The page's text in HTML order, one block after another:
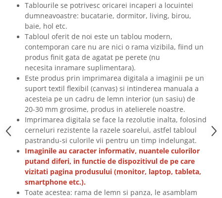
Tricouri offroad
Tricouri biciclisti
Tricouri biciclisti
Tricouri biciclisti MTB
Tricouri biciclisti BMX
Tricouri biciclisti downhill
Tricouri skateboard
Tricouri sport/fitness
Tricouri fitness/sala de forta
Tricouri yoga
Tablourile se potrivesc oricarei incaperi a locuintei
dumneavoastre: bucatarie, dormitor, living, birou,
baie, hol etc.
Tabloul oferit de noi este un tablou modern,
contemporan care nu are nici o rama vizibila, fiind un
produs finit gata de agatat pe perete (nu
necesita inramare suplimentara).
Este produs prin imprimarea digitala a imaginii pe un
suport textil flexibil (canvas) si intinderea manuala a
acesteia pe un cadru de lemn interior (un sasiu) de
20-30 mm grosime, produs in atelierele noastre.
Imprimarea digitala se face la rezolutie inalta, folosind
cerneluri rezistente la razele soarelui, astfel tabloul
pastrandu-si culorile vii pentru un timp indelungat.
Imaginile au caracter informativ, nuantele culorilor
putand diferi, in functie de dispozitivul de pe care
vizitati pagina produsului (monitor, laptop, tableta,
smartphone etc.).
Toate acestea: rama de lemn si panza, le asamblam